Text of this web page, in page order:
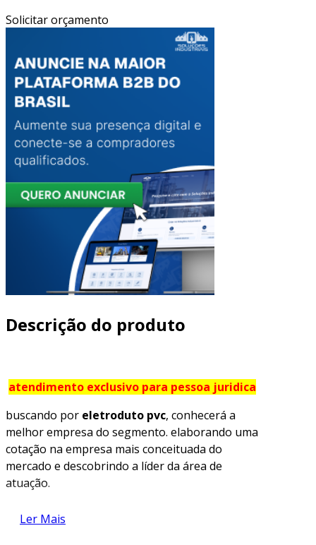
Solicitar orçamento
Descrição do produto
atendimento exclusivo para pessoa juridica
buscando por eletroduto pvc, conhecerá a
melhor empresa do segmento. elaborando uma
cotação na empresa mais conceituada do
mercado e descobrindo a líder da área de
atuação.
mais detalhes sobre eletroduto pvc
Ler Mais